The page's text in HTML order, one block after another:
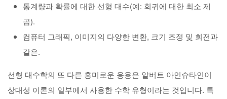
통계량과 확률에 대한 선형 대수(예: 회귀에 대한 최소 제
곱).
컴퓨터 그래픽, 이미지의 다양한 변환, 크기 조정 및 회전과
같은.
선형 대수학의 또 다른 흥미로운 응용은 알버트 아인슈타인이
상대성 이론의 일부에서 사용한 수학 유형이라는 것입니다. 특